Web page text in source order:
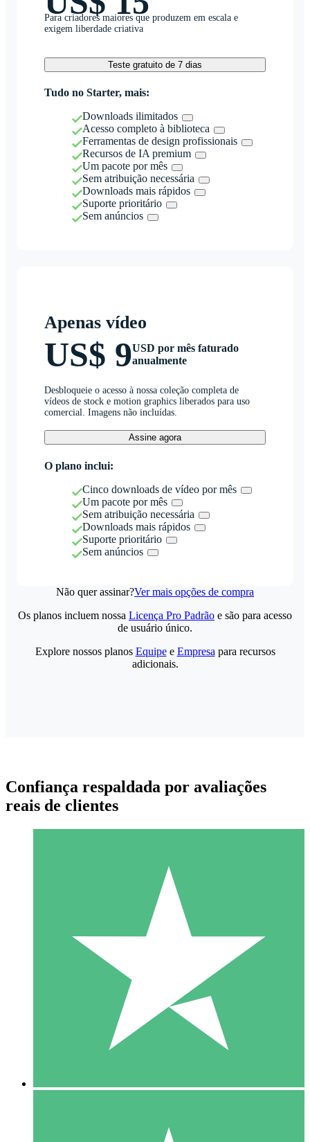
Para criadores maiores que produzem em escala e
exigem liberdade criativa
Teste gratuito de 7 dias
Tudo no Starter, mais:
Downloads ilimitados
Acesso completo à biblioteca
Ferramentas de design profissionais
Recursos de IA premium
Um pacote por mês
Sem atribuição necessária
Downloads mais rápidos
Suporte prioritário
Sem anúncios
Apenas vídeo
US$ 9USD por mês faturado
anualmente
Desbloqueie o acesso à nossa coleção completa de
vídeos de stock e motion graphics liberados para uso
comercial. Imagens não incluídas.
Assine agora
O plano inclui:
Cinco downloads de vídeo por mês
Um pacote por mês
Sem atribuição necessária
Downloads mais rápidos
Suporte prioritário
Sem anúncios
Não quer assinar?Ver mais opções de compra
Pacotes de Créditos Individuais
Pague conforme o uso com créditos de download. Sem
1000
10 Downloads
Os planos incluem nossa Licença Pro Padrão e são para acesso
de usuário único.
Explore nossos planos Equipee Empresa para recursos
adicionais.
Confiança respaldada por avaliações
reais de clientes